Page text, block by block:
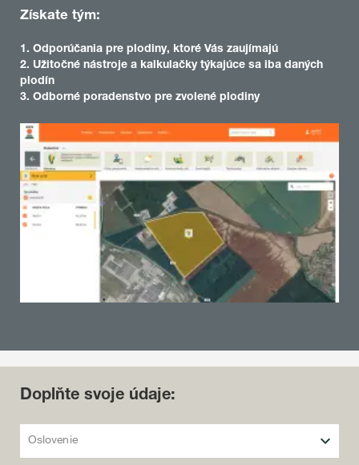
Získate tým:
1. Odporúčania pre plodiny, ktoré Vás zaujímajú
2. Užitočné nástroje a kalkulačky týkajúce sa iba daných
plodín
3. Odborné poradenstvo pre zvolené plodiny
Doplňte svoje údaje:
Oslovenie